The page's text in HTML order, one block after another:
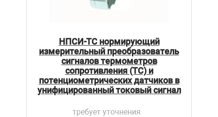
НПСИ-ТС нормирующий
измерительный преобразователь
сигналов термометров
сопротивления (ТС) и
потенциометрических датчиков в
унифицированный токовый сигнал
требует уточнения